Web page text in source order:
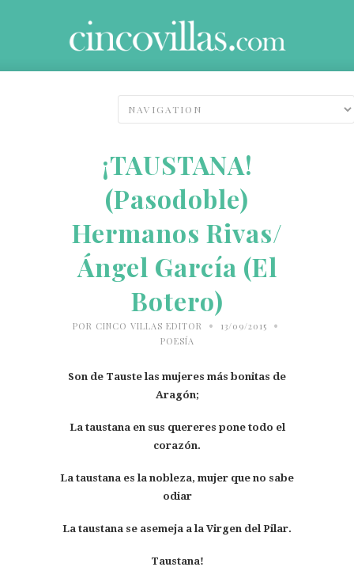
¡TAUSTANA!
(Pasodoble)
Hermanos Rivas/
Ángel García (El
Botero)
POR CINCO VILLAS EDITOR • 13/09/2015 •
POESÍA
Son de Tauste las mujeres más bonitas de
Aragón;
La taustana en sus quereres pone todo el
corazón.
La taustana es la nobleza, mujer que no sabe
odiar
La taustana se asemeja a la Virgen del Pilar.
Taustana!